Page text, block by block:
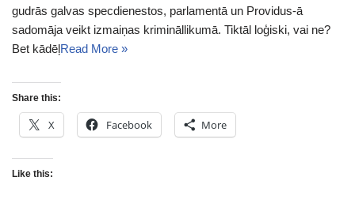
gudrās galvas specdienestos, parlamentā un Providus-ā
sadomāja veikt izmaiņas krimināllikumā. Tiktāl loģiski, vai ne?
Bet kādēļRead More »
Share this:
X Facebook More
Like this: